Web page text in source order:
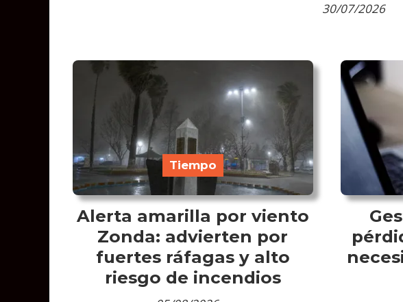
30/07/2026
Alerta amarilla por viento
Zonda: advierten por
fuertes ráfagas y alto
riesgo de incendios
Tiempo